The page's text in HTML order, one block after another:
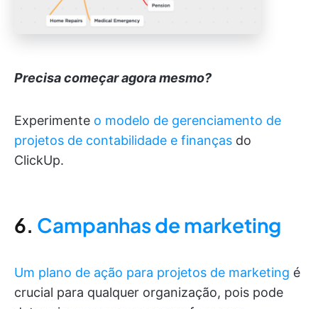
Precisa começar agora mesmo?
Experimente o modelo de gerenciamento de
projetos de contabilidade e finanças do
ClickUp.
6. Campanhas de marketing
Um plano de ação para projetos de marketing é
crucial para qualquer organização, pois pode